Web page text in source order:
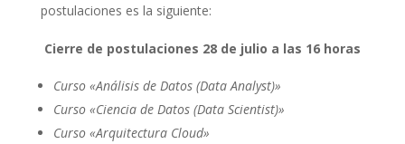
postulaciones es la siguiente:
Cierre de postulaciones 28 de julio a las 16 horas
Curso «Análisis de Datos (Data Analyst)»
Curso «Ciencia de Datos (Data Scientist)»
Curso «Arquitectura Cloud»